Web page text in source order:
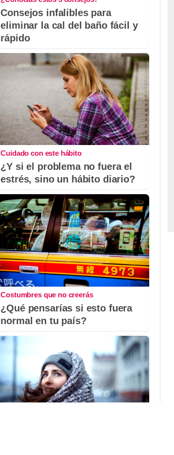
Consejos infalibles para
eliminar la cal del baño fácil y
rápido
Cuidado con este hábito
¿Y si el problema no fuera el
estrés, sino un hábito diario?
Costumbres que no creerás
¿Qué pensarías si esto fuera
normal en tu país?